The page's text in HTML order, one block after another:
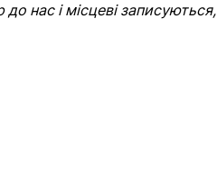
нас і місцеві записуються,